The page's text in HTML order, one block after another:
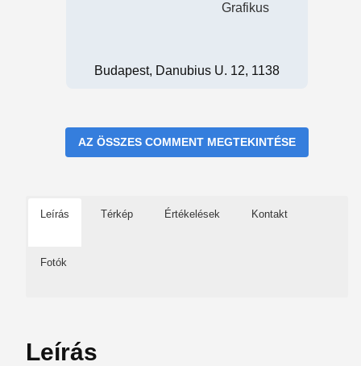
Grafikus
Budapest, Danubius U. 12, 1138
AZ ÖSSZES COMMENT MEGTEKINTÉSE
Leírás Térkép Értékelések Kontakt
Fotók
Leírás